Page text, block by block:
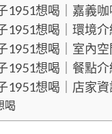
1951想喝｜嘉義
1951想喝｜環境介
1951想喝｜室內空
1951想喝｜餐點介
1951想喝｜店家資
喝